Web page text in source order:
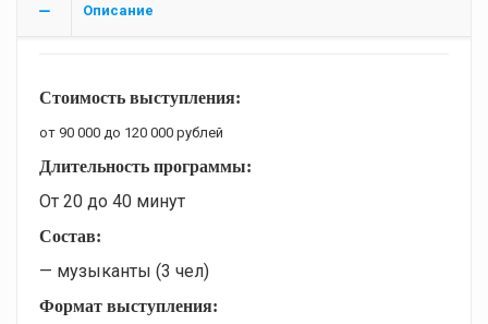
Описание
Стоимость выступления:
от 90 000 до 120 000 рублей
Длительность программы:
От 20 до 40 минут
Состав:
— музыканты (3 чел)
Формат выступления: